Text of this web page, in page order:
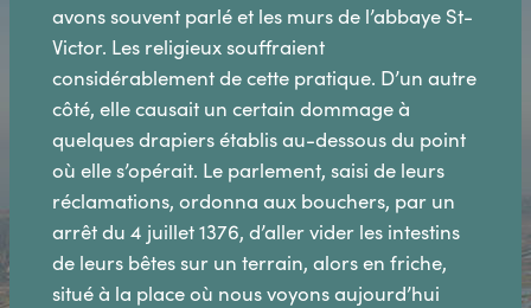
avons souvent parlé et les murs de l’abbaye St-
Victor. Les religieux souffraient
considérablement de cette pratique. D’un autre
côté, elle causait un certain dommage à
quelques drapiers établis au-dessous du point
où elle s’opérait. Le parlement, saisi de leurs
réclamations, ordonna aux bouchers, par un
arrêt du 4 juillet 1376, d’aller vider les intestins
de leurs bêtes sur un terrain, alors en friche,
situé à la place où nous voyons aujourd’hui